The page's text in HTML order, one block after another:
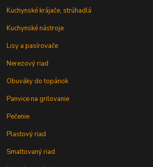
Kuchynské krájače, strúhadlá
Kuchynské nástroje
Lisy a pasírovače
Nerezový riad
Obuváky do topánok
Panvice na grilovanie
Pečenie
Plastový riad
Smaltovaný riad